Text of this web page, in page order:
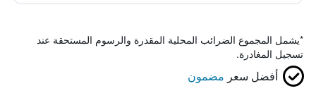
*يشمل المجموع الضرائب المحلية المقدرة والرسوم المستحقة عند
تسجيل المغادرة.
أفضل سعر مضمون